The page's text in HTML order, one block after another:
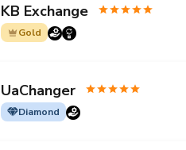
KB Exchange
Gold
UaChanger
Diamond